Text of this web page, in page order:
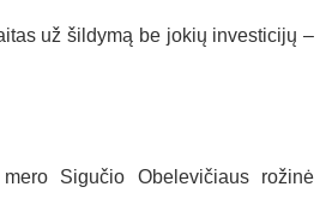
už šildymą be jokių investicijų –
Sigučio Obelevičiaus rožinė